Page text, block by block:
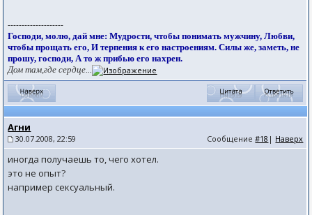
--------------------
Господи, молю, дай мне: Мудрости, чтобы понимать мужчину, Любви,
чтобы прощать его, И терпения к его настроениям. Силы же, заметь, не
прошу, господи, А то ж прибью его нахрен.
Дом там,где сердце...
Агни
30.07.2008, 22:59 Сообщение#18 | Наверх
иногда получаешь то, чего хотел.
это не опыт?
например сексуальный.